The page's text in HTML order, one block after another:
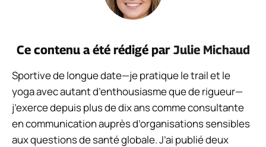
Ce contenu a été rédigé par Julie Michaud
Sportive de longue date—je pratique le trail et le
yoga avec autant d’enthousiasme que de rigueur—
j’exerce depuis plus de dix ans comme consultante
en communication auprès d’organisations sensibles
aux questions de santé globale. J’ai publié deux